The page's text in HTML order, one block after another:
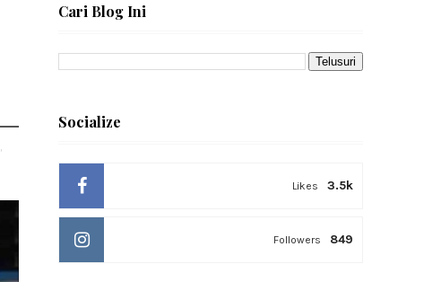
Cari Blog Ini
Socialize
3.5k
Likes
849
Followers